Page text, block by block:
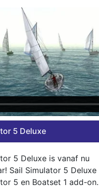
5 Deluxe
5 Deluxe is vanaf nu
Sail Simulator 5
5 en Boatset 1 add-on.